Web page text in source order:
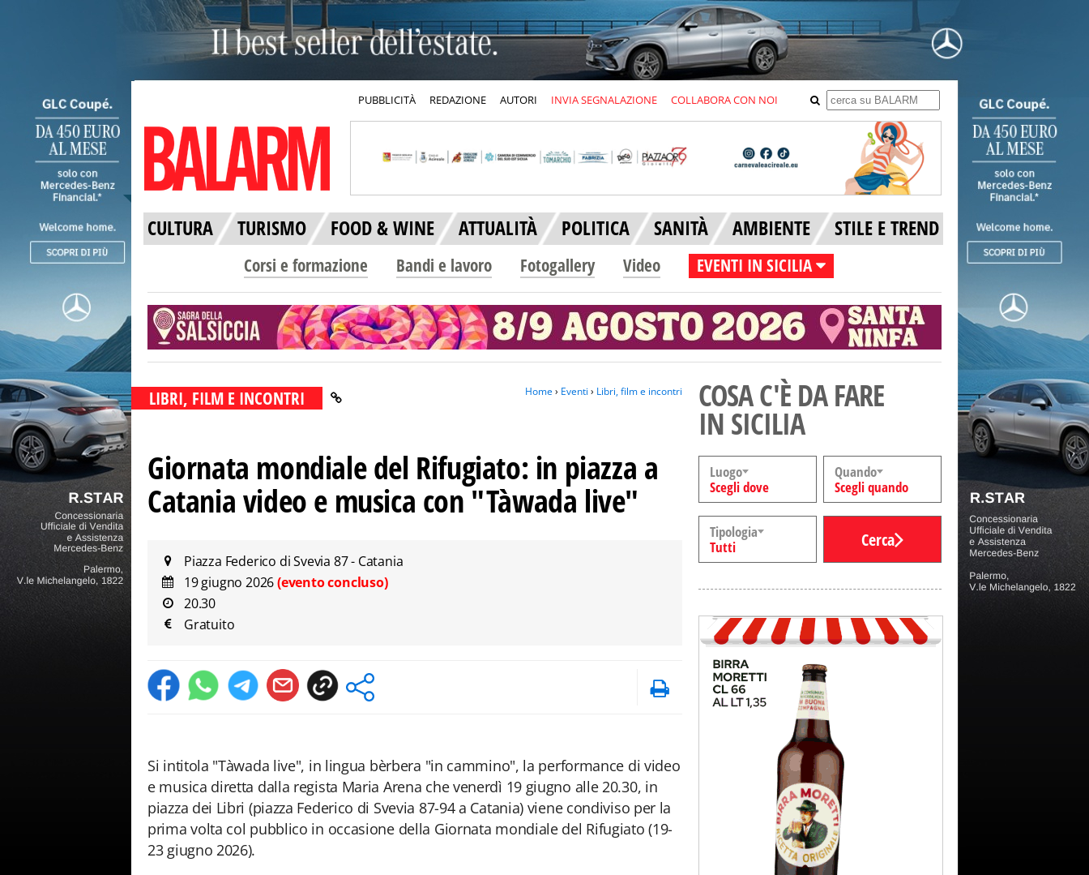
PUBBLICITÀ REDAZIONE AUTORI INVIA SEGNALAZIONE COLLABORA CON NOI
CULTURA TURISMO FOOD & WINE ATTUALITÀ POLITICA SANITÀ AMBIENTE STILE E TREND
Corsi e formazione Bandi e lavoro Fotogallery Video EVENTI IN SICILIA
LIBRI, FILM E INCONTRI Home› Eventi › Libri, film e incontri
Giornata mondiale del Rifugiato: in piazza a
Catania video e musica con "Tàwada live"
Piazza Federico di Svevia 87 - Catania
19 giugno 2026(evento concluso)
20.30
Gratuito
Si intitola "Tàwada live", in lingua bèrbera "in cammino", la performance di video
e musica diretta dalla regista Maria Arena che venerdì 19 giugno alle 20.30, in
piazza dei Libri (piazza Federico di Svevia 87-94 a Catania) viene condiviso per la
prima volta col pubblico in occasione della Giornata mondiale del Rifugiato (19-
23 giugno 2026).
COSA C'È DA FARE
IN SICILIA
Luogo
Scegli dove
Quando
Scegli quando
Tipologia
Tutti
Cerca